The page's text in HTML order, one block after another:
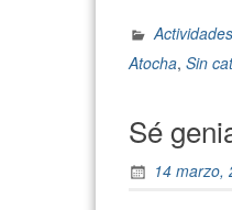
Actividades
Atocha, Sin
Sé
14 marzo,